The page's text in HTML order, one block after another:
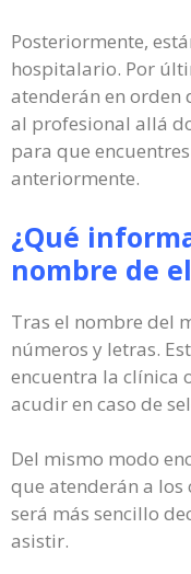
Posteriormente,
hospitalario. Por
atenderán en orden
al profesional allá
para que
anteriormente.
¿Qué
nombre de
Tras el nombre del
números y letras.
encuentra la clínica
acudir en caso de
Del mismo modo
que atenderán a los
será más sencillo
asistir.